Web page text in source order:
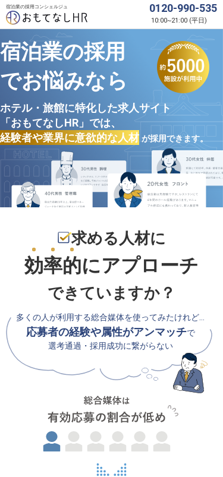
宿泊業の採用コンシェルジュ 0120-990-535
10:00~21:00 (平日)
宿泊業の採用
でお悩みなら
ホテル・旅館に特化した求人サイト
「おもてなしHR」では、
経験者や業界に意欲的な人材 が採用できます。
求める人材に
効率的にアプローチ
できていますか？
多くの人が利用する総合媒体を使ってみたけれど…
応募者の経験や属性がアンマッチで
選考通過・採用成功に繋がらない